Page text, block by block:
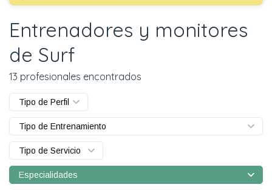
Entrenadores y monitores
de Surf
13 profesionales encontrados
Tipo de Perfil
Tipo de Entrenamiento
Tipo de Servicio
Especialidades